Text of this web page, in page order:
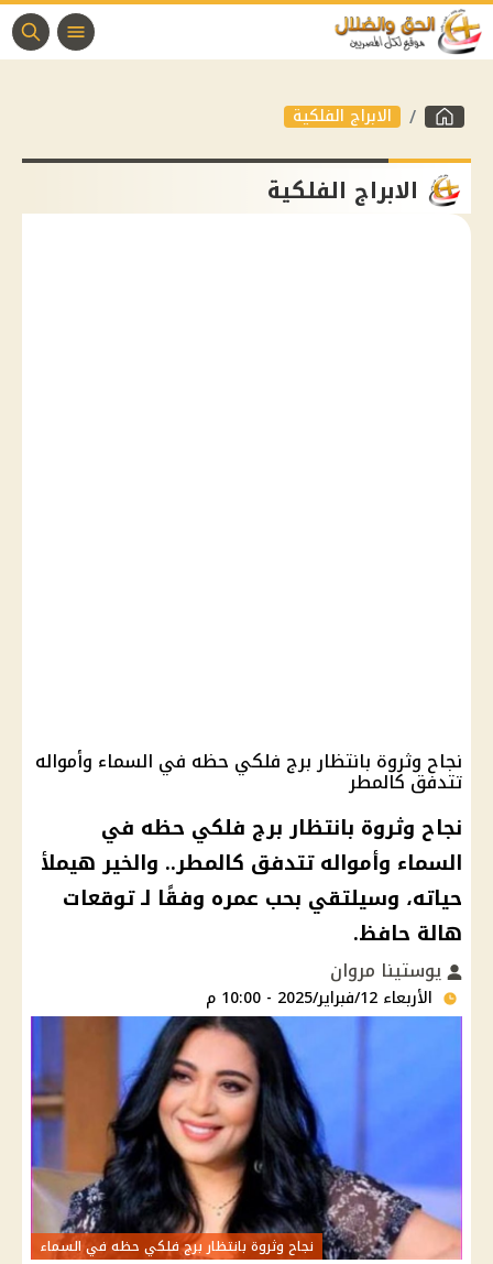
الابراج الفلكية
الابراج الفلكية
نجاح وثروة بانتظار برج فلكي حظه في السماء وأمواله
تتدفق كالمطر
نجاح وثروة بانتظار برج فلكي حظه في
السماء وأمواله تتدفق كالمطر.. والخير هيملأ
حياته، وسيلتقي بحب عمره وفقًا لـ توقعات
هالة حافظ.
يوستينا مروان
الأربعاء 12/فبراير/2025 - 10:00 م
نجاح وثروة بانتظار برج فلكي حظه في السماء